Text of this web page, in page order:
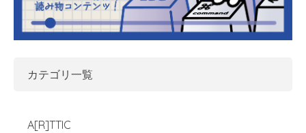
カテゴリ一覧
A[R]TTIC